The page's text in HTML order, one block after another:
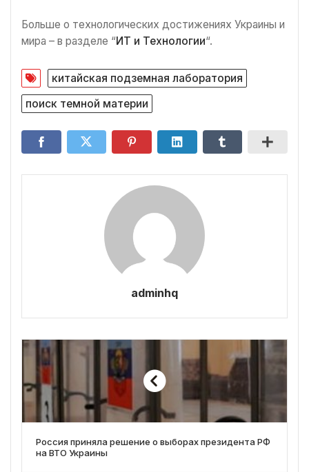
Больше о технологических достижениях Украины и
мира – в разделе “ИТ и Технологии“.
китайская подземная лаборатория
поиск темной материи
adminhq
Россия приняла решение о выборах президента РФ
на ВТО Украины